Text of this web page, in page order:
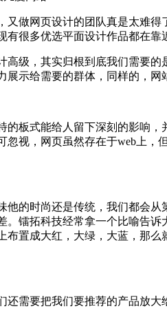
又做网页设计的团队真是太难
很多优选平面设计作品都在
高级，其实归根到底我们需要
示给需要的群体，同样的，网
的板式能给人留下深刻的影响
忽视，网页虽然存在于web上
他的时尚还是传统，我们都会
。镭拓科技经常拿一个比喻告
布置成大红，大绿，大蓝，那
还需要把我们要推荐的产品放